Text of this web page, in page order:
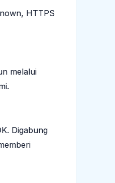
HTTPS
melalui
Digabung